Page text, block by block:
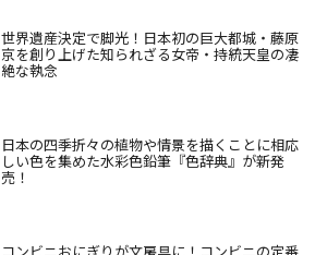
世界遺産決定で脚光！日本初の巨大都城・藤原
京を創り上げた知られざる女帝・持統天皇の凄
絶な執念
日本の四季折々の植物や情景を描くことに相応
しい色を集めた水彩色鉛筆『色辞典』が新発
売！